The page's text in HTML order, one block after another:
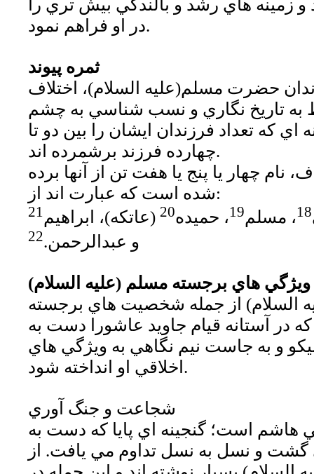
زمينه هاي رشد و بالندگي بيش تري را
در او فراهم نمود.
ثمره پيوند
حضرت مسلم(عليه السلام)، اختلاف
به تاريخ نگاري و نسب شناسي به چشم
اي كه تعداد فرزندان ايشان را بين دو تا
چهارده فرزند برشمرده اند.
نام چهار يا پنج يا هفت تن از آنها برده
شده است كه عبارت اند از:
18، مسلم19، حميده20 (عاتكه)، ابراهيم21
و عبدالرحمن.22
ويژگي هاي برجسته مسلم (عليه السلام)
از جمله شخصيت هاي برجسته
در آستانه قيام جاويد عاشورا دست به
و به جاست نيم نگاهي به ويژگي هاي
اخلاقي او انداخته شود.
شجاعت و جنگ آوري
هاشم است؛ گنجينه اي پايا كه دست به
گشت و نسل به نسل تداوم مي يافت. از